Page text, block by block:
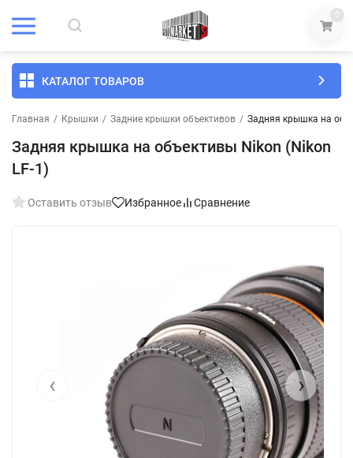
0
КАТАЛОГ ТОВАРОВ
Главная / Крышки / Задние крышки объективов / Задняя крышка на
Задняя крышка на объективы Nikon (Nikon
LF-1)
Оставить отзыв Избранное Сравнение
‹ ›